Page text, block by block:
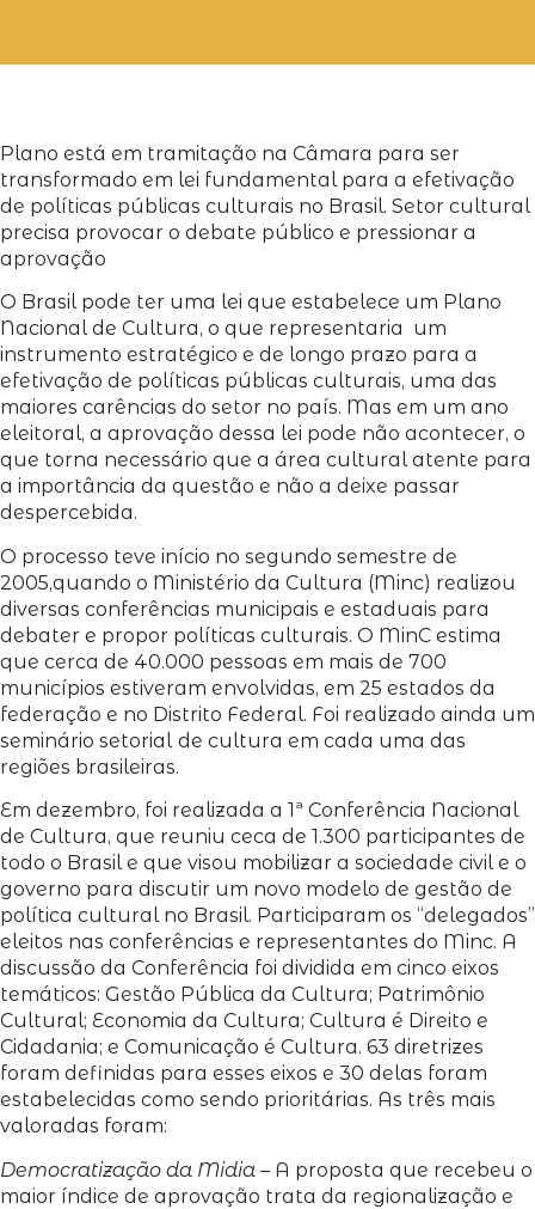
Plano está em tramitação na Câmara para ser
transformado em lei fundamental para a efetivação
de políticas públicas culturais no Brasil. Setor cultural
precisa provocar o debate público e pressionar a
aprovação
O Brasil pode ter uma lei que estabelece um Plano
Nacional de Cultura, o que representaria um
instrumento estratégico e de longo prazo para a
efetivação de políticas públicas culturais, uma das
maiores carências do setor no país. Mas em um ano
eleitoral, a aprovação dessa lei pode não acontecer, o
que torna necessário que a área cultural atente para
a importância da questão e não a deixe passar
despercebida.
O processo teve início no segundo semestre de
2005,quando o Ministério da Cultura (Minc) realizou
diversas conferências municipais e estaduais para
debater e propor políticas culturais. O MinC estima
que cerca de 40.000 pessoas em mais de 700
municípios estiveram envolvidas, em 25 estados da
federação e no Distrito Federal. Foi realizado ainda um
seminário setorial de cultura em cada uma das
regiões brasileiras.
Em dezembro, foi realizada a 1ª Conferência Nacional
de Cultura, que reuniu ceca de 1.300 participantes de
todo o Brasil e que visou mobilizar a sociedade civil e o
governo para discutir um novo modelo de gestão de
política cultural no Brasil. Participaram os “delegados”
eleitos nas conferências e representantes do Minc. A
discussão da Conferência foi dividida em cinco eixos
temáticos: Gestão Pública da Cultura; Patrimônio
Cultural; Economia da Cultura; Cultura é Direito e
Cidadania; e Comunicação é Cultura. 63 diretrizes
foram definidas para esses eixos e 30 delas foram
estabelecidas como sendo prioritárias. As três mais
valoradas foram:
Democratização da Midia – A proposta que recebeu o
maior índice de aprovação trata da regionalização e